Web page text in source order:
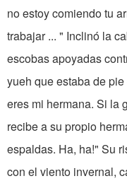
no estoy comiendo tu
trabajar ... " Inclinó la
escobas apoyadas
yueh que estaba de
eres mi hermana. Si la
recibe a su propio
espaldas. Ha, ha!" Su
con el viento invernal,